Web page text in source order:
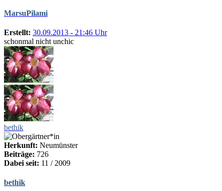
MarsuPilami
Erstellt: 30.09.2013 - 21:46 Uhr
schonmal nicht unchic
bethik
Herkunft: Neumünster
Beiträge: 726
Dabei seit: 11 / 2009
bethik